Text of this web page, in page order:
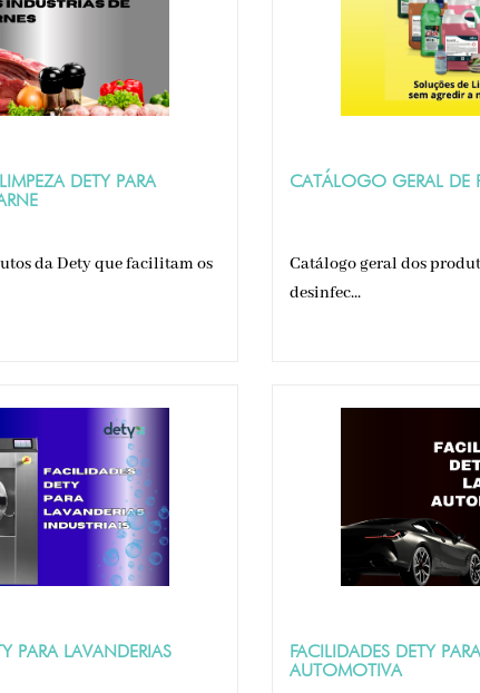
DETY PARA
da Dety que facilitam os
CATÁLOGO GERAL DE
Catálogo geral dos
desinfec...
PARA LAVANDERIAS
FACILIDADES DETY
AUTOMOTIVA